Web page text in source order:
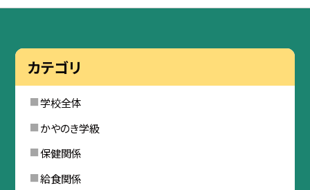
カテゴリ
学校全体
かやのき学級
保健関係
給食関係